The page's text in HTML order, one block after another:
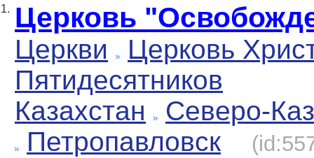
1. Церковь
Церкви
Церковь
Пятидесятников
Казахстан
Северо-
Петропавловск